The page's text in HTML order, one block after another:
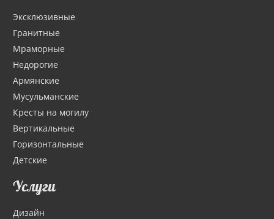
Эксклюзивные
Гранитные
Мраморные
Недорогие
Армянские
Мусульманские
Кресты на могилу
Вертикальные
Горизонтальные
Детские
Услуги
Дизайн